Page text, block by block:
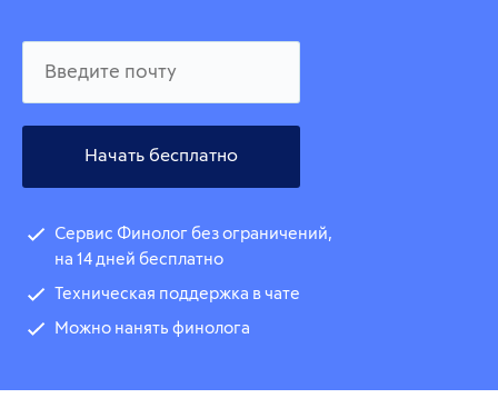
Начать бесплатно
Сервис Финолог без ограничений,
на 14 дней бесплатно
Техническая поддержка в чате
Можно нанять финолога